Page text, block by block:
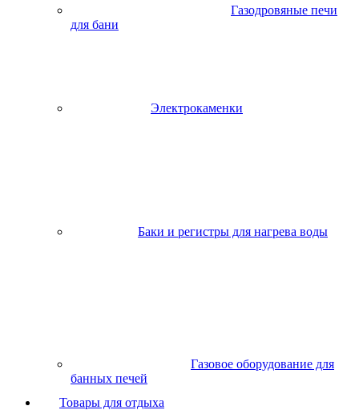
Газодровяные печи
для бани
Электрокаменки
Баки и регистры для нагрева воды
Газовое оборудование для
банных печей
Товары для отдыха